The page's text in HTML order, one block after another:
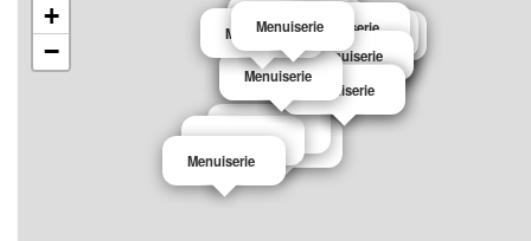
Menuiserie
Menuiserie
Menuiserie
Menuiserie
Menuiserie
Menuiserie
Menuiserie
Menuiserie
Menuiserie
Menuiserie
Menuiserie
Menuiserie
Menuiserie
Menuiserie
Menuiserie
Menuiserie
Menuiserie
Menuiserie
Menuiserie
+
−